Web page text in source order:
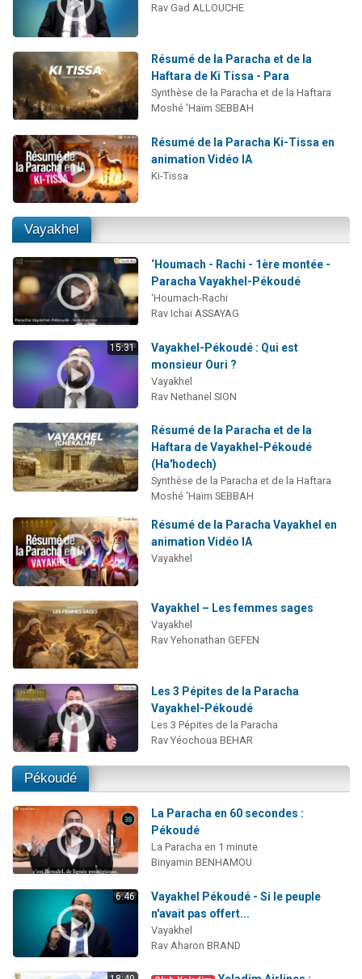
Rav Gad ALLOUCHE
Résumé de la Paracha et de la
Haftara de Ki Tissa - Para
Synthèse de la Paracha et de la Haftara
Moshé 'Haïm SEBBAH
Résumé de la Paracha Ki-Tissa en
animation Vidéo IA
Ki-Tissa
Vayakhel
‘Houmach - Rachi - 1ère montée -
Paracha Vayakhel-Pékoudé
‘Houmach-Rachi
Rav Ichaï ASSAYAG
15:31
Vayakhel-Pékoudé : Qui est
monsieur Ouri ?
Vayakhel
Rav Nethanel SION
Résumé de la Paracha et de la
Haftara de Vayakhel-Pékoudé
(Ha'hodech)
Synthèse de la Paracha et de la Haftara
Moshé 'Haïm SEBBAH
Résumé de la Paracha Vayakhel en
animation Vidéo IA
Vayakhel
Vayakhel – Les femmes sages
Vayakhel
Rav Yehonathan GEFEN
Les 3 Pépites de la Paracha
Vayakhel-Pékoudé
Les 3 Pépites de la Paracha
Rav Yéochoua BEHAR
Pékoudé
La Paracha en 60 secondes :
Pékoudé
La Paracha en 1 minute
Binyamin BENHAMOU
6:46
Vayakhel Pékoudé - Si le peuple
n'avait pas offert...
Vayakhel
Rav Aharon BRAND